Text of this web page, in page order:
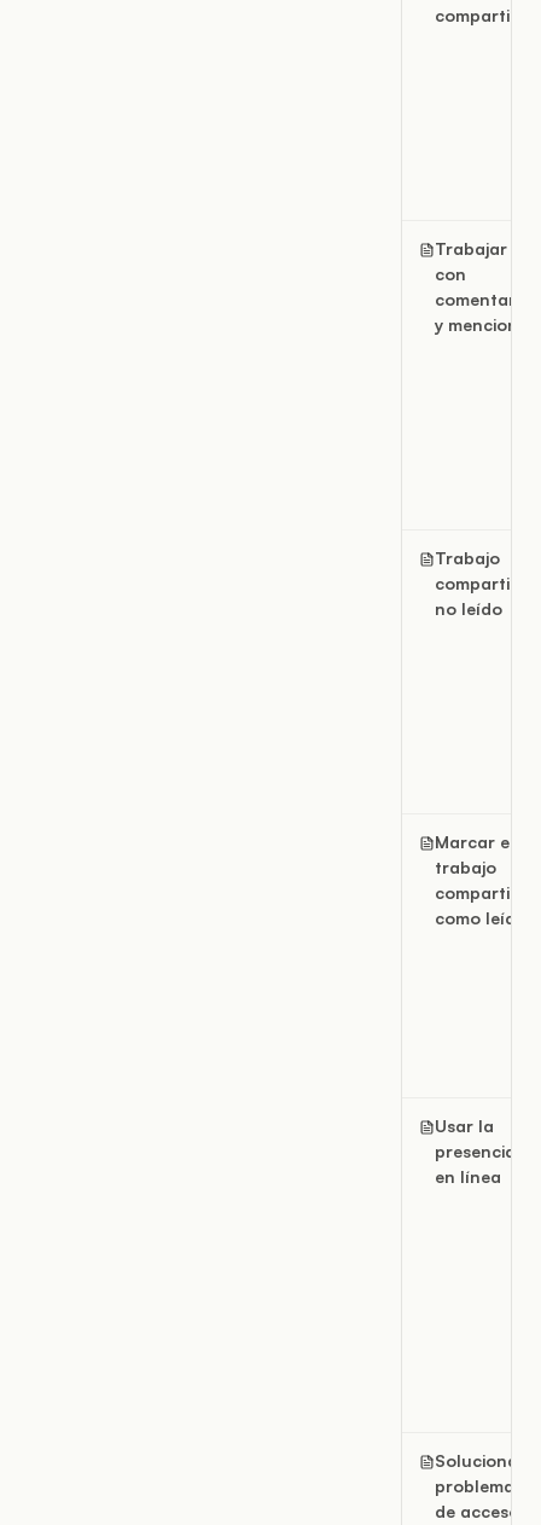
compartido
Trabajar
con
comentarios
y menciones
Trabajo
compartido
no leído
Marcar el
trabajo
compartido
como leído
Usar la
presencia
en línea
Solucionar
problemas
de acceso